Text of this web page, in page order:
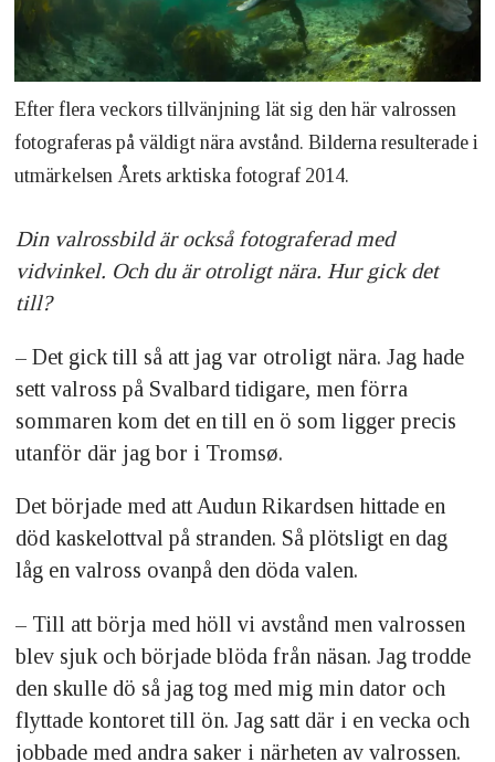
Efter flera veckors tillvänjning lät sig den här valrossen
fotograferas på väldigt nära avstånd. Bilderna resulterade i
utmärkelsen Årets arktiska fotograf 2014.
Din valrossbild är också fotograferad med
vidvinkel. Och du är otroligt nära. Hur gick det
till?
– Det gick till så att jag var otroligt nära. Jag hade
sett valross på Svalbard tidigare, men förra
sommaren kom det en till en ö som ligger precis
utanför där jag bor i Tromsø.
Det började med att Audun Rikardsen hittade en
död kaskelottval på stranden. Så plötsligt en dag
låg en valross ovanpå den döda valen.
– Till att börja med höll vi avstånd men valrossen
blev sjuk och började blöda från näsan. Jag trodde
den skulle dö så jag tog med mig min dator och
flyttade kontoret till ön. Jag satt där i en vecka och
jobbade med andra saker i närheten av valrossen.